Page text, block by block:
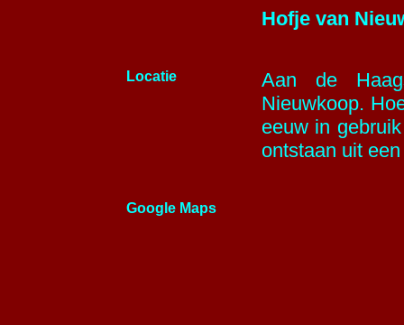
Hofje van
Locatie
Aan de
Nieuwkoop.
eeuw in
ontstaan uit
Google Maps